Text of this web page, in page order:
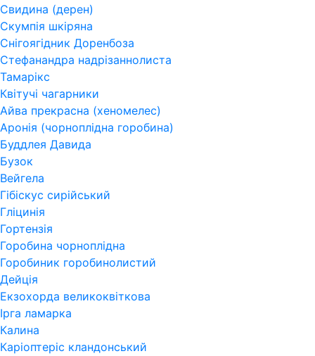
Свидина (дерен)
Скумпія шкіряна
Снігоягідник Доренбоза
Стефанандра надрізаннолиста
Тамарікс
Квітучі чагарники
Айва прекрасна (хеномелес)
Аронія (чорноплідна горобина)
Буддлея Давида
Бузок
Вейгела
Гібіскус сирійський
Гліцинія
Гортензія
Горобина чорноплідна
Горобиник горобинолистий
Дейція
Екзохорда великоквіткова
Ірга ламарка
Калина
Каріоптеріс кландонський